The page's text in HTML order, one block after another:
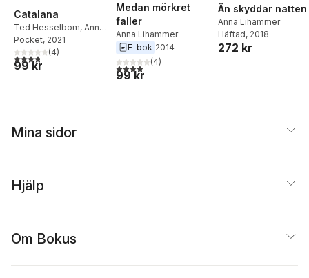
Catalana
Ted Hesselbom, Anna
Lihammer
Pocket, 2021
3,8utav 5 stjärnor. Totalt antal röster:
(4)
99 kr
Medan mörkret
faller
Anna Lihammer
E-bok 2014
4,0utav 5 stjärnor. Totalt antal röster:
(4)
99 kr
Än skyddar natten
Anna Lihammer
Häftad, 2018
272 kr
Mina sidor
Hjälp
Om Bokus